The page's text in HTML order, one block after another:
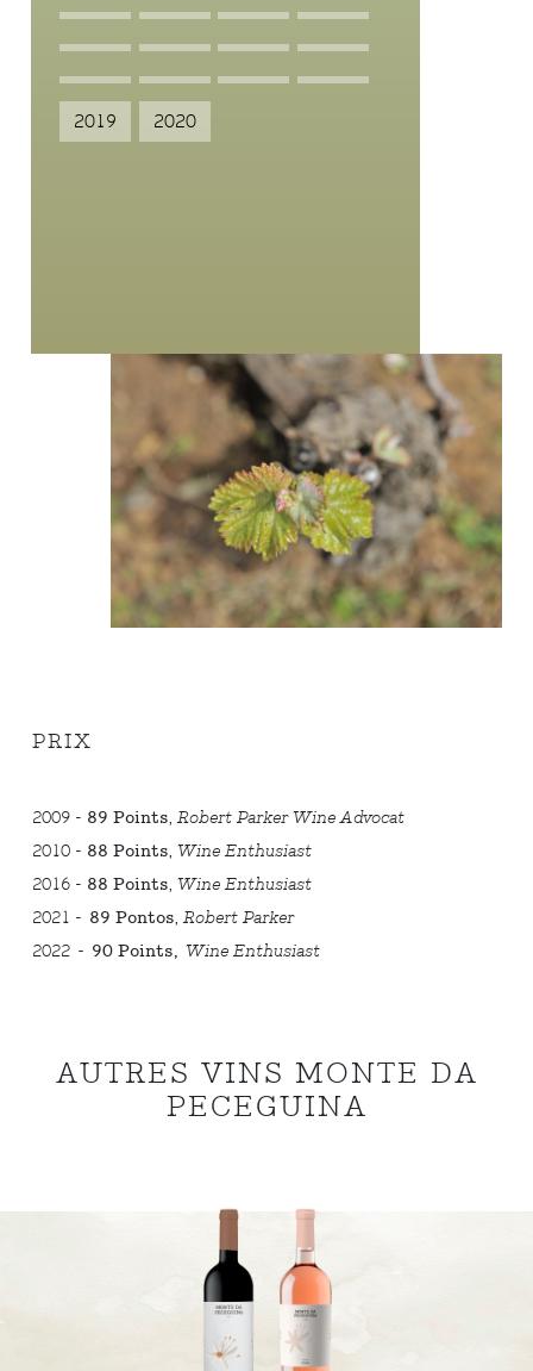
2019 2020
PRIX
2009 - 89 Points,Robert Parker Wine Advocat
2010 - 88 Points,Wine Enthusiast
2016 - 88 Points,Wine Enthusiast
2021 - 89 Pontos,Robert Parker
2022 - 90 Points,Wine Enthusiast
AUTRES VINS MONTE DA
PECEGUINA